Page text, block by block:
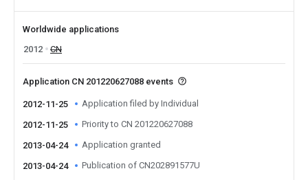
Worldwide applications
2012
CN
Application CN 201220627088 events
2012-11-25 Application filed by Individual
2012-11-25 Priority to CN 201220627088
2013-04-24 Application granted
2013-04-24 Publication of CN202891577U